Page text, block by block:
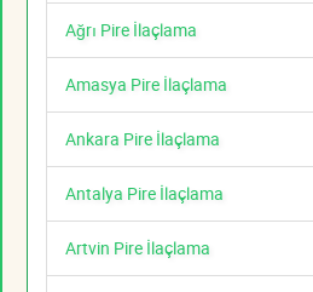
Ağrı Pire İlaçlama
Amasya Pire İlaçlama
Ankara Pire İlaçlama
Antalya Pire İlaçlama
Artvin Pire İlaçlama